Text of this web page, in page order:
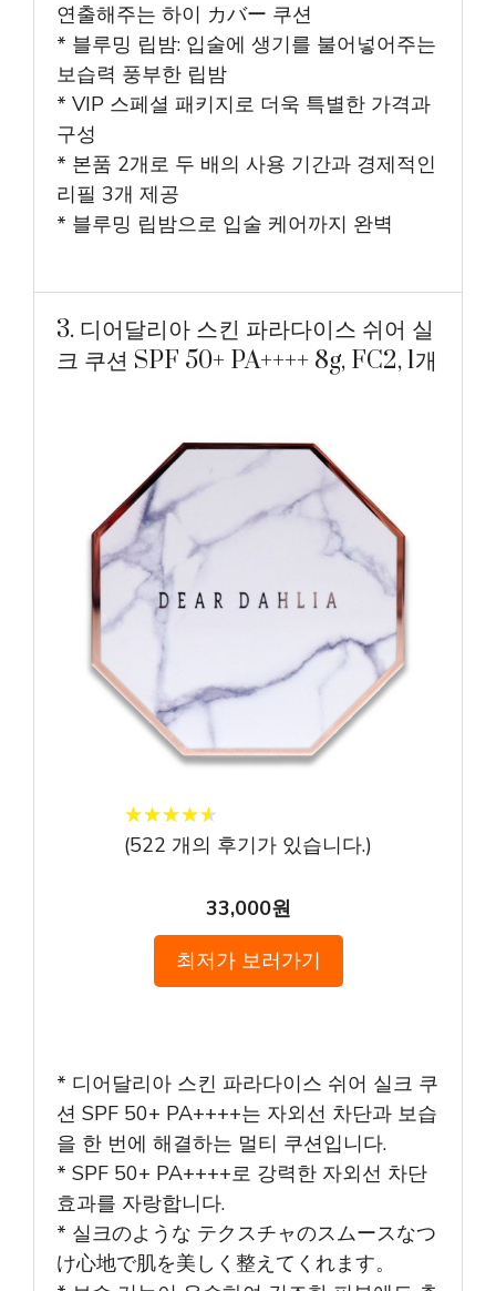
연출해주는 하이 カバー 쿠션
* 블루밍 립밤: 입술에 생기를 불어넣어주는
보습력 풍부한 립밤
* VIP 스페셜 패키지로 더욱 특별한 가격과
구성
* 본품 2개로 두 배의 사용 기간과 경제적인
리필 3개 제공
* 블루밍 립밤으로 입술 케어까지 완벽
3. 디어달리아 스킨 파라다이스 쉬어 실
크 쿠션 SPF 50+ PA++++ 8g, FC2, 1개
★★★★★
★★★★★
(522 개의 후기가 있습니다.)
33,000원
최저가 보러가기
* 디어달리아 스킨 파라다이스 쉬어 실크 쿠
션 SPF 50+ PA++++는 자외선 차단과 보습
을 한 번에 해결하는 멀티 쿠션입니다.
* SPF 50+ PA++++로 강력한 자외선 차단
효과를 자랑합니다.
* 실크のような テクスチャのスムースなつ
け心地で肌を美しく整えてくれます。